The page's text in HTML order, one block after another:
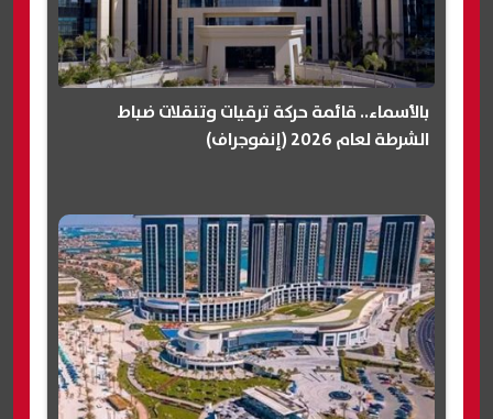
بالأسماء.. قائمة حركة ترقيات وتنقلات ضباط
الشرطة لعام 2026 (إنفوجراف)